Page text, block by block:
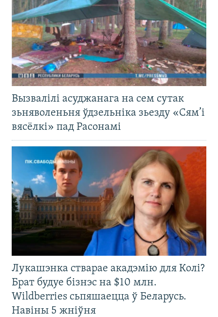
Вызвалілі асуджанага на сем сутак
зьняволеньня ўдзельніка зьезду «Сям’і
вясёлкі» пад Расонамі
Лукашэнка стварае акадэмію для Колі?
Брат будуе бізнэс на $10 млн.
Wildberries сьпяшаецца ў Беларусь.
Навіны 5 жніўня